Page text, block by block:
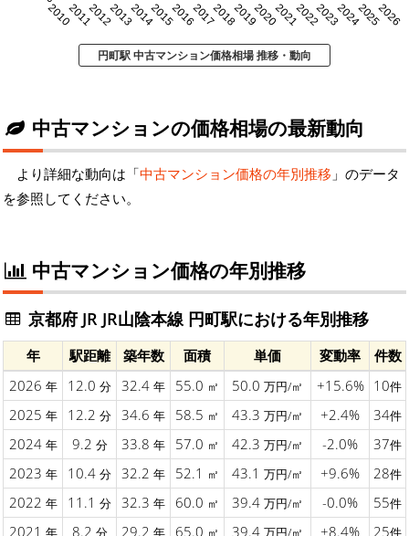
20102011201220132014201520162017201820192020202120222023202420252026
円町駅 中古マンション価格相場 推移・動向
中古マンションの価格相場の最新動向
より詳細な動向は「中古マンション価格の年別推移 」のデータ
を参照してください。
中古マンション価格の年別推移
京都府 JR JR山陰本線 円町駅における年別推移
年 駅距離 築年数 面積 単価 変動率
件数
2026 年 12.0 分 32.4 年 55.0 ㎡ 50.0 万円/㎡ +15.6% 10件
2025 年 12.2 分 34.6 年 58.5 ㎡ 43.3 万円/㎡ +2.4% 34件
2024 年 9.2 分 33.8 年 57.0 ㎡ 42.3 万円/㎡ -2.0% 37件
2023 年 10.4 分 32.2 年 52.1 ㎡ 43.1 万円/㎡ +9.6% 28件
2022 年 11.1 分 32.3 年 60.0 ㎡ 39.4 万円/㎡ -0.0% 55件
2021 年 8.2 分 29.2 年 65.0 ㎡ 39.4 万円/㎡ +8.4% 25件